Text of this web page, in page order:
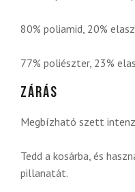
80% poliamid, 20%
77% poliészter, 23%
Zárás
Megbízható szett
Tedd a kosárba, és
pillanatát.